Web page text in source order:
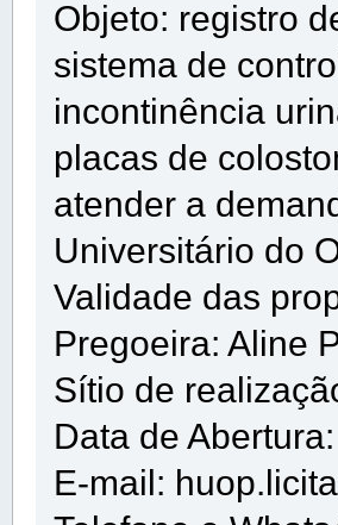
Objeto: registro
sistema de
incontinência
placas de
atender a
Universitário do
Validade das
Pregoeira: Aline
Sítio de
Data de
E-mail: